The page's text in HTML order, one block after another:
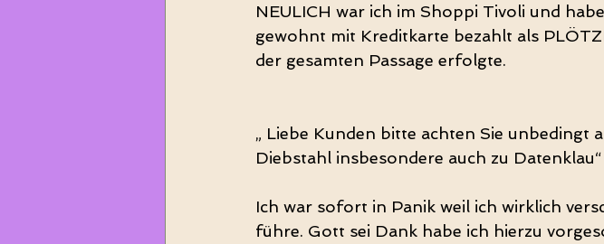
NEULICH war ich im Shoppi Tivoli und
gewohnt mit Kreditkarte bezahlt als
der gesamten Passage erfolgte.
„ Liebe Kunden bitte achten Sie
Diebstahl insbesondere auch zu Datenklau“
Ich war sofort in Panik weil ich wirklich
führe. Gott sei Dank habe ich hierzu